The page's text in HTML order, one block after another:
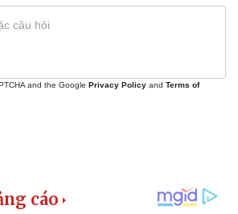
and the Google Privacy Policy and Terms of